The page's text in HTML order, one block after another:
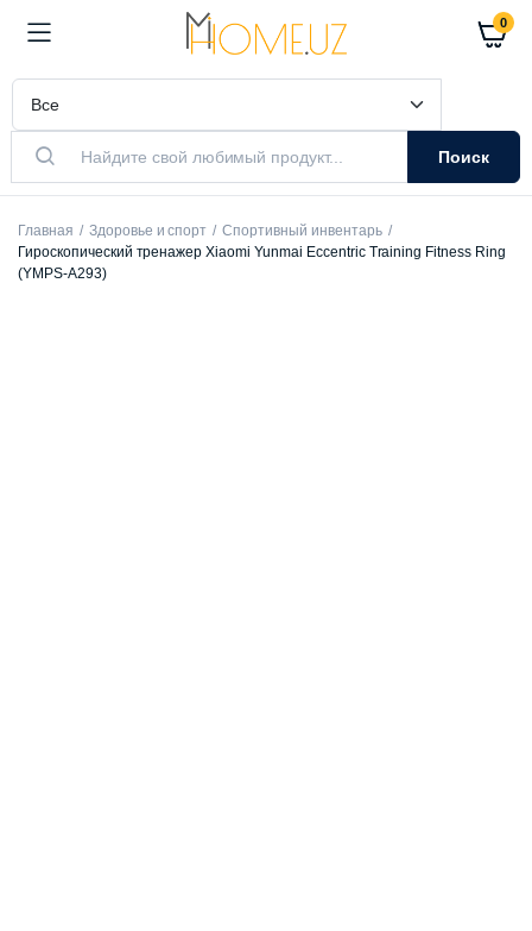
0
Поиск
Главная Здоровье и спорт
Спортивный инвентарь
Гироскопический тренажер Xiaomi Yunmai Eccentric Training Fitness Ring
(YMPS-A293)